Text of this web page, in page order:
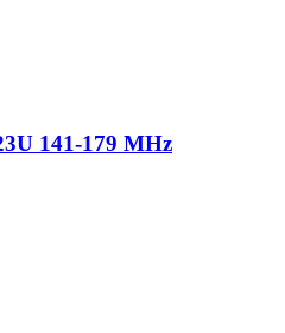
141-179 MHz